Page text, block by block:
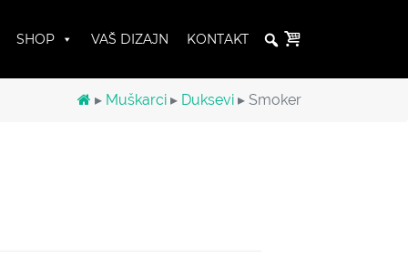
SHOP VAŠ DIZAJN KONTAKT
▸ Muškarci ▸ Duksevi ▸ Smoker